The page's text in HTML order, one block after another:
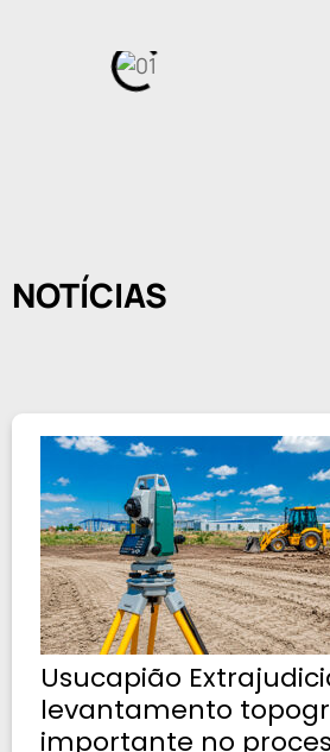
NOTÍCIAS
Usucapião
levantamento
importante no